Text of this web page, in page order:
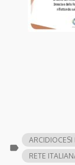
label
ARCIDIOCESI
RETE